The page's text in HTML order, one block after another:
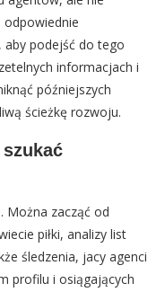
odpowiednie
podejść do tego
informacjach i
późniejszych
ścieżkę rozwoju.
Można zacząć od
piłki, analizy list
śledzenia, jacy agenci
profilu i osiągających